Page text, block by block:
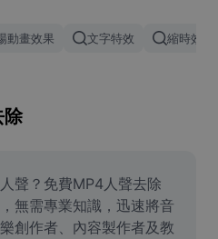
動畫效果 文字特效 縮時效果
除
聲？免費MP4人聲去除
無需專業知識，迅速將音
創作者、內容製作者及教